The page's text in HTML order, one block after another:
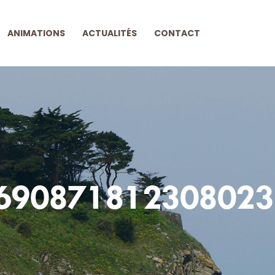
ANIMATIONS ACTUALITÉS CONTACT